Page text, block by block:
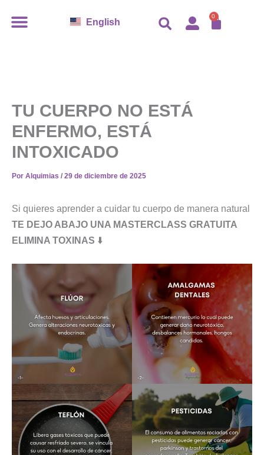
English 0
TU CUERPO NO ESTÁ
ENFERMO, ESTÁ
INTOXICADO
Por Alquimias / 29 de diciembre de 2025
Si quieres aprender a cuidar tu cuerpo de manera natural
TE DEJO ABAJO UNA MASTERCLASS GRATUITA
ELIMINA TOXINAS ⬇️